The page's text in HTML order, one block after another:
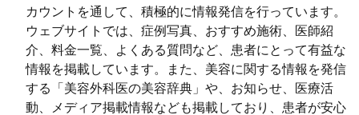
カウントを通して、積極的に情報発信を行っています。
ウェブサイトでは、症例写真、おすすめ施術、医師紹
介、料金一覧、よくある質問など、患者にとって有益な
情報を掲載しています。また、美容に関する情報を発信
する「美容外科医の美容辞典」や、お知らせ、医療活
動、メディア掲載情報なども掲載しており、患者が安心